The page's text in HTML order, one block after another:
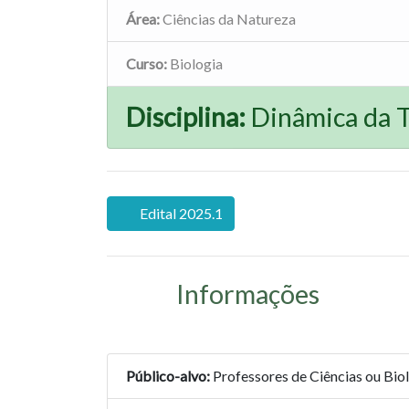
Área:Ciências da Natureza
Curso: Biologia
Disciplina: Dinâmica da
Edital 2025.1
Informações
Público-alvo: Professores de Ciências ou